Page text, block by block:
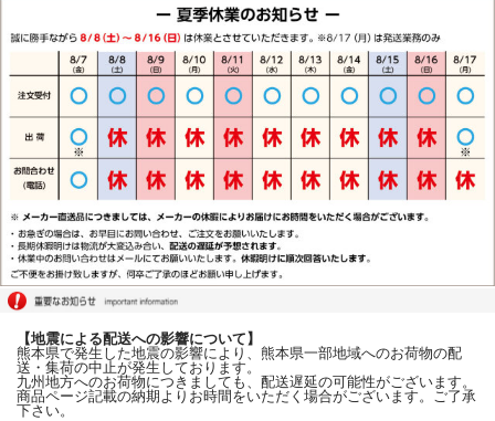
【地震による配送への影響について】
熊本県で発生した地震の影響により、熊本県一部地域へのお荷物の配
送・集荷の中止が発生しております。
九州地方へのお荷物につきましても、配送遅延の可能性がございます。
商品ページ記載の納期よりお時間をいただく場合がございます。ご了承
下さい。